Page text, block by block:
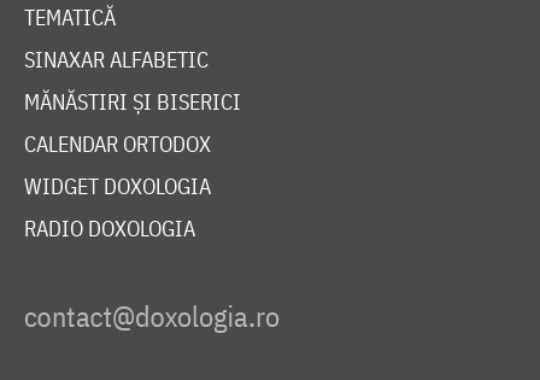
TEMATICĂ
SINAXAR ALFABETIC
MĂNĂSTIRI ȘI BISERICI
CALENDAR ORTODOX
WIDGET DOXOLOGIA
RADIO DOXOLOGIA